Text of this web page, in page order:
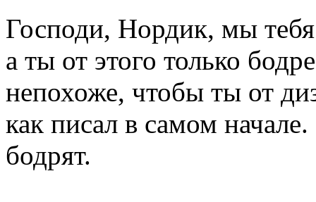
Господи, Нордик, мы
а ты от этого только
непохоже, чтобы ты от
как писал в самом
бодрят.